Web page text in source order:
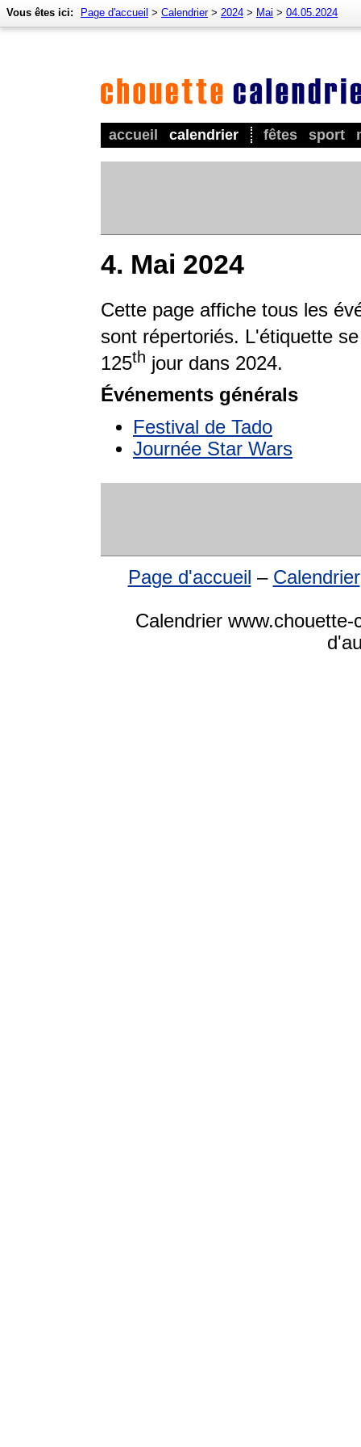
accueil calendrier fêtes sport
Vous êtes ici: Page d'accueil > Calendrier> 2024 > Mai > 04.05.2024
4. Mai 2024
Cette page affiche tous les
sont répertoriés. L'étiquette
125th jour dans 2024.
Événements générals
Festival de Tado
Journée Star Wars
Page d'accueil – Calendrier
Calendrier